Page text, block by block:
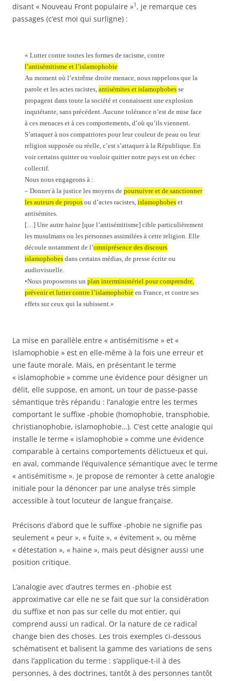
disant « Nouveau Front populaire »1 , je remarque ces
passages (c’est moi qui surligne) :
« Lutter contre toutes les formes de racisme, contre
l’antisémitisme et l’islamophobie
Au moment où l’extrême droite menace, nous rappelons que la
parole et les actes racistes, antisémites et islamophobes se
propagent dans toute la société et connaissent une explosion
inquiétante, sans précédent. Aucune tolérance n’est de mise face
à ces menaces et à ces comportements, d’où qu’ils viennent.
S’attaquer à nos compatriotes pour leur couleur de peau ou leur
religion supposée ou réelle, c’est s’attaquer à la République. En
voir certains quitter ou vouloir quitter notre pays est un échec
collectif.
Nous nous engageons à :
– Donner à la justice les moyens de poursuivre et de sanctionner
les auteurs de propos ou d’actes racistes, islamophobes et
antisémites.
[…] Une autre haine [que l’antisémitisme] cible particulièrement
les musulmans ou les personnes assimilées à cette religion. Elle
découle notamment de l’omniprésence des discours
islamophobes dans certains médias, de presse écrite ou
audiovisuelle.
•Nous proposerons un plan interministériel pour comprendre,
prévenir et lutter contre l’islamophobie en France, et contre ses
effets sur ceux qui la subissent.»
La mise en parallèle entre « antisémitisme » et «
islamophobie » est en elle-même à la fois une erreur et
une faute morale. Mais, en présentant le terme
« islamophobie » comme une évidence pour désigner un
délit, elle suppose, en amont, un tour de passe-passe
sémantique très répandu : l’analogie entre les termes
comportant le suffixe -phobie (homophobie, transphobie,
christianophobie, islamophobie…). C’est cette analogie qui
installe le terme « islamophobie » comme une évidence
comparable à certains comportements délictueux et qui,
en aval, commande l’équivalence sémantique avec le terme
« antisémitisme ». Je propose de remonter à cette analogie
initiale pour la dénoncer par une analyse très simple
accessible à tout locuteur de langue française.
Précisons d’abord que le suffixe -phobie ne signifie pas
seulement « peur », « fuite », « évitement », ou même
« détestation », « haine », mais peut désigner aussi une
position critique.
L’analogie avec d’autres termes en -phobie est
approximative car elle ne se fait que sur la considération
du suffixe et non pas sur celle du mot entier, qui
comprend aussi un radical. Or la nature de ce radical
change bien des choses. Les trois exemples ci-dessous
schématisent et balisent la gamme des variations de sens
dans l’application du terme : s’applique-t-il à des
personnes, à des doctrines, tantôt à des personnes tantôt